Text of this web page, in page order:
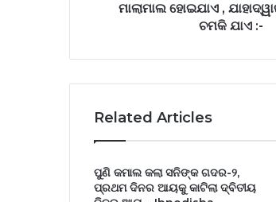
ମାଲାମାଲ ହୋଇଯାଏ ,
ଚମକି ଯାଏ :-
Related Articles
ପୁଣି କମାଲ କଲା ସନିଙ୍କ ଗଦର-୨,
ପ୍ରଥମ ଦିନର ଆୟକୁ କାଟିଲା ଦ୍ବିତୀୟ